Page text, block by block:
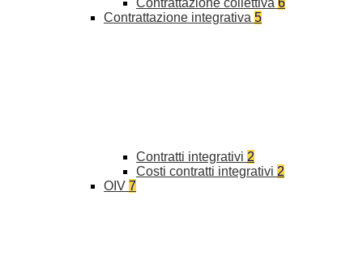
Contrattazione collettiva 6
Contrattazione integrativa 5
Contratti integrativi 2
Costi contratti integrativi 2
OIV 7